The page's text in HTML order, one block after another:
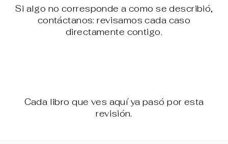
Si algo no corresponde a como se describió,
contáctanos: revisamos cada caso
directamente contigo.
Cada libro que ves aquí ya pasó por esta
revisión.